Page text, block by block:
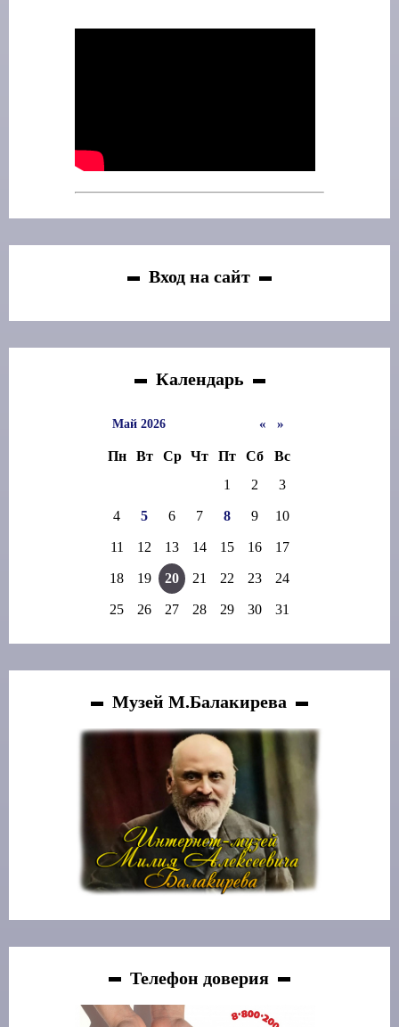
Вход на сайт
Календарь
«
Май 2026 »
Пн Вт Ср Чт Пт Сб
Вс
1
2 3
4 5 6 7 8 9 10
11 12 13 14 15 16 17
18 19 20 21 22 23 24
25 26 27 28 29 30 31
Музей М.Балакирева
Телефон доверия